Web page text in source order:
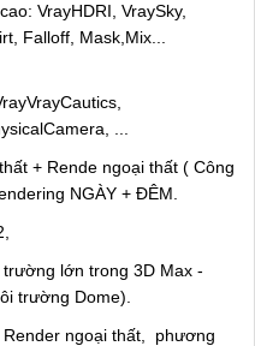
VrayHDRI, VraySky,
Falloff, Mask,Mix...
...
+ Rende ngoại thất ( Công
NGÀY + ĐÊM.
2.2,
lớn trong 3D Max -
trường Dome).
ngoại thất, phương